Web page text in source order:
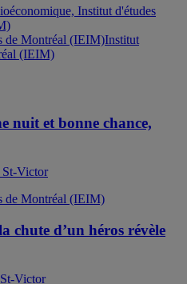
Institut d'études
Institut
(IEIM)
nuit et bonne chance,
Victor
chute d’un héros révèle
Victor